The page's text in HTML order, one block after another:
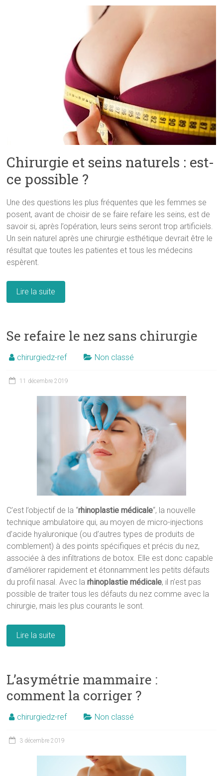
Chirurgie et seins naturels : est-
ce possible ?
Une des questions les plus fréquentes que les femmes se
posent, avant de choisir de se faire refaire les seins, est de
savoir si, après l’opération, leurs seins seront trop artificiels.
Un sein naturel après une chirurgie esthétique devrait être le
résultat que toutes les patientes et tous les médecins
espèrent.
Lire la suite
Se refaire le nez sans chirurgie
chirurgiedz-ref Non classé
11 décembre 2019
C’est l’objectif de la “rhinoplastie médicale“, la nouvelle
technique ambulatoire qui, au moyen de micro-injections
d’acide hyaluronique (ou d’autres types de produits de
comblement) à des points spécifiques et précis du nez,
associée à des infiltrations de botox. Elle est donc capable
d’améliorer rapidement et étonnamment les petits défauts
du profil nasal. Avec larhinoplastie médicale, il n’est pas
possible de traiter tous les défauts du nez comme avec la
chirurgie, mais les plus courants le sont.
Lire la suite
L’asymétrie mammaire :
comment la corriger ?
chirurgiedz-ref Non classé
3 décembre 2019